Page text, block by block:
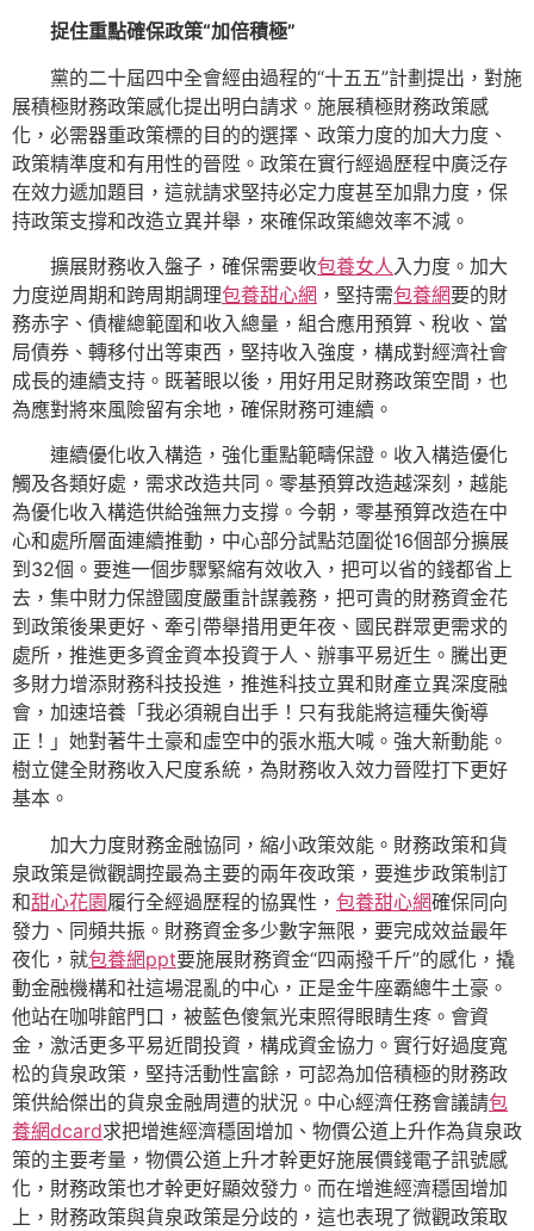
捉住重點確保政策“加倍積極”
黨的二十屆四中全會經由過程的“十五五”計劃提出，對施
展積極財務政策感化提出明白請求。施展積極財務政策感
化，必需器重政策標的目的的選擇、政策力度的加大力度、
政策精準度和有用性的晉陞。政策在實行經過歷程中廣泛存
在效力遞加題目，這就請求堅持必定力度甚至加鼎力度，保
持政策支撐和改造立異并舉，來確保政策總效率不減。
擴展財務收入盤子，確保需要收包養女人入力度。加大
力度逆周期和跨周期調理包養甜心網 ，堅持需包養網要的財
務赤字、債權總範圍和收入總量，組合應用預算、稅收、當
局債券、轉移付出等東西，堅持收入強度，構成對經濟社會
成長的連續支持。既著眼以後，用好用足財務政策空間，也
為應對將來風險留有余地，確保財務可連續。
連續優化收入構造，強化重點範疇保證。收入構造優化
觸及各類好處，需求改造共同。零基預算改造越深刻，越能
為優化收入構造供給強無力支撐。今朝，零基預算改造在中
心和處所層面連續推動，中心部分試點范圍從16個部分擴展
到32個。要進一個步驟緊縮有效收入，把可以省的錢都省上
去，集中財力保證國度嚴重計謀義務，把可貴的財務資金花
到政策後果更好、牽引帶舉措用更年夜、國民群眾更需求的
處所，推進更多資金資本投資于人、辦事平易近生。騰出更
多財力增添財務科技投進，推進科技立異和財產立異深度融
會，加速培養「我必須親自出手！只有我能將這種失衡導
正！」她對著牛土豪和虛空中的張水瓶大喊。強大新動能。
樹立健全財務收入尺度系統，為財務收入效力晉陞打下更好
基本。
加大力度財務金融協同，縮小政策效能。財務政策和貨
泉政策是微觀調控最為主要的兩年夜政策，要進步政策制訂
和甜心花園履行全經過歷程的協異性， 包養甜心網確保同向
發力、同頻共振。財務資金多少數字無限，要完成效益最年
夜化，就包養網ppt要施展財務資金“四兩撥千斤”的感化，撬
動金融機構和社這場混亂的中心，正是金牛座霸總牛土豪。
他站在咖啡館門口，被藍色傻氣光束照得眼睛生疼。會資
金，激活更多平易近間投資，構成資金協力。實行好過度寬
松的貨泉政策，堅持活動性富餘，可認為加倍積極的財務政
策供給傑出的貨泉金融周遭的狀況。中心經濟任務會議請包
養網dcard求把增進經濟穩固增加、物價公道上升作為貨泉政
策的主要考量，物價公道上升才幹更好施展價錢電子訊號感
化，財務政策也才幹更好顯效發力。而在增進經濟穩固增加
上，財務政策與貨泉政策是分歧的，這也表現了微觀政策取